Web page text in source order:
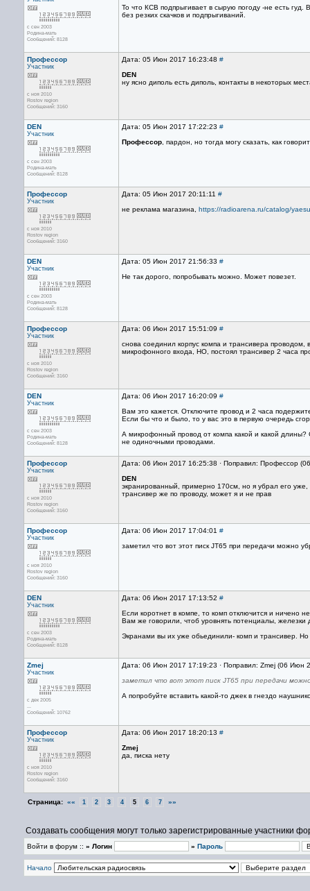
с сен 2003
Родина-мать
Сообщений: 8128
То что КСВ подпрыгивает в сырую погоду -не есть
без резких скачков и подпрыгиваний.
Профессор
Участник
с ноя 2010
Rostov region
Сообщений: 3160
Дата: 05 Июн 2017 16:23:48 #
DEN
ну ясно диполь есть диполь, контакты в некоторых
DEN
Участник
с сен 2003
Родина-мать
Сообщений: 8128
Дата: 05 Июн 2017 17:22:23 #
Профессор , пардон, но тогда могу сказать, как
Профессор
Участник
с ноя 2010
Rostov region
Сообщений: 3160
Дата: 05 Июн 2017 20:11:11 #
не реклама магазина, https://radioarena.ru/catalog/
DEN
Участник
с сен 2003
Родина-мать
Сообщений: 8128
Дата: 05 Июн 2017 21:56:33 #
Не так дорого, попробывать можно. Может повезет.
Профессор
Участник
с ноя 2010
Rostov region
Сообщений: 3160
Дата: 06 Июн 2017 15:51:09 #
снова соединил корпус компа и трансивера
микрофонного входа, НО, постоял трансивер 2 часа
DEN
Участник
с сен 2003
Родина-мать
Сообщений: 8128
Дата: 06 Июн 2017 16:20:09 #
Вам это кажется. Отключите провод и 2 часа
Если бы что и было, то у вас это в первую очередь
А микрофонный провод от компа какой и какой
не одиночными проводами.
Профессор
Участник
с ноя 2010
Rostov region
Сообщений: 3160
Дата: 06 Июн 2017 16:25:38 · Поправил: Профессор
DEN
экранированный, примерно 170см, но я убрал его уже,
трансивер же по проводу, может я и не прав
Профессор
Участник
с ноя 2010
Rostov region
Сообщений: 3160
Дата: 06 Июн 2017 17:04:01 #
заметил что вот этот писк JT65 при передачи можно
DEN
Участник
с сен 2003
Родина-мать
Сообщений: 8128
Дата: 06 Июн 2017 17:13:52 #
Если коротнет в компе, то комп отключится и ничено
Вам же говорили, чтоб уровнять потенциалы,
Экранами вы их уже обьединили- комп и трансивер.
Zmej
Участник
с дек 2005
...
Сообщений: 10762
Дата: 06 Июн 2017 17:19:23 · Поправил: Zmej (06 Июн
заметил что вот этот писк JT65 при передачи
А попробуйте вставить какой-то джек в гнездо
Профессор
Участник
с ноя 2010
Rostov region
Сообщений: 3160
Дата: 06 Июн 2017 18:20:13 #
Zmej
да, писка нету
Страница: «« 1 2 3 4 5 6 7 »»
Создавать сообщения могут только зарегистрированные участники
Войти в форум :: » Логин » Пароль
Начало